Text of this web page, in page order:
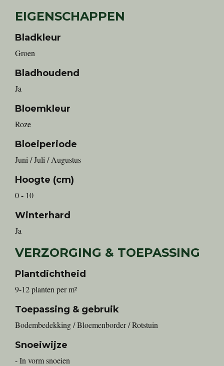
EIGENSCHAPPEN
Bladkleur
Groen
Bladhoudend
Ja
Bloemkleur
Roze
Bloeiperiode
Juni / Juli / Augustus
Hoogte (cm)
0 - 10
Winterhard
Ja
VERZORGING & TOEPASSING
Plantdichtheid
9-12 planten per m²
Toepassing & gebruik
Bodembedekking / Bloemenborder / Rotstuin
Snoeiwijze
- In vorm snoeien